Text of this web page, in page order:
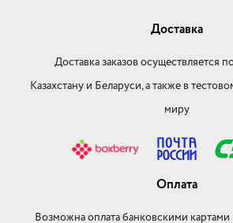
Доставка
Доставка заказов осуществляется
Казахстану и Беларуси, а также в
миру
Оплата
Возможна оплата банковскими картами